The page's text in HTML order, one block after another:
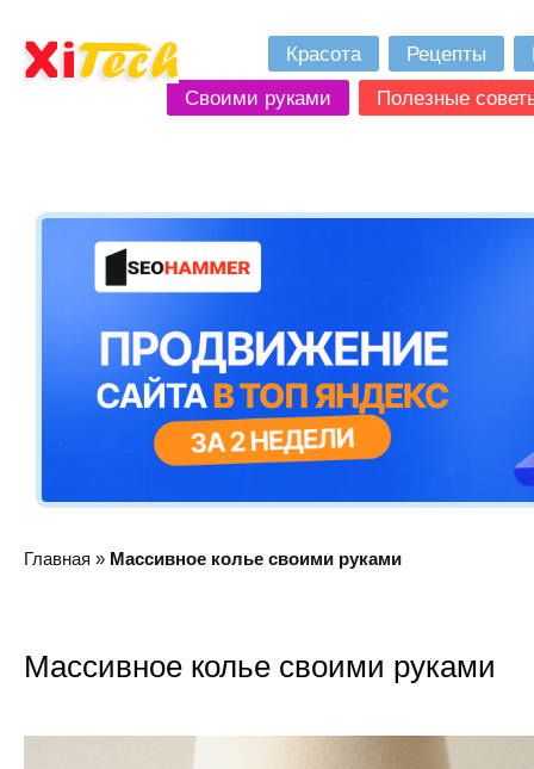
Красота Рецепты
Своими руками
Полезные
Главная » Массивное колье своими руками
Массивное колье своими руками